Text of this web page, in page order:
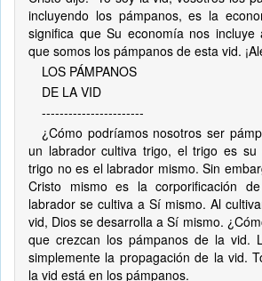
incluyendo los pámpanos, es la
significa que Su economía nos incluye
que somos los pámpanos de esta vid.
LOS PÁMPANOS
DE LA VID
-----------------------
¿Cómo podríamos nosotros ser
un labrador cultiva trigo, el trigo es
trigo no es el labrador mismo. Sin
Cristo mismo es la corporificación
labrador se cultiva a Sí mismo. Al
vid, Dios se desarrolla a Sí mismo.
que crezcan los pámpanos de la vid.
simplemente la propagación de la vid.
la vid está en los pámpanos.